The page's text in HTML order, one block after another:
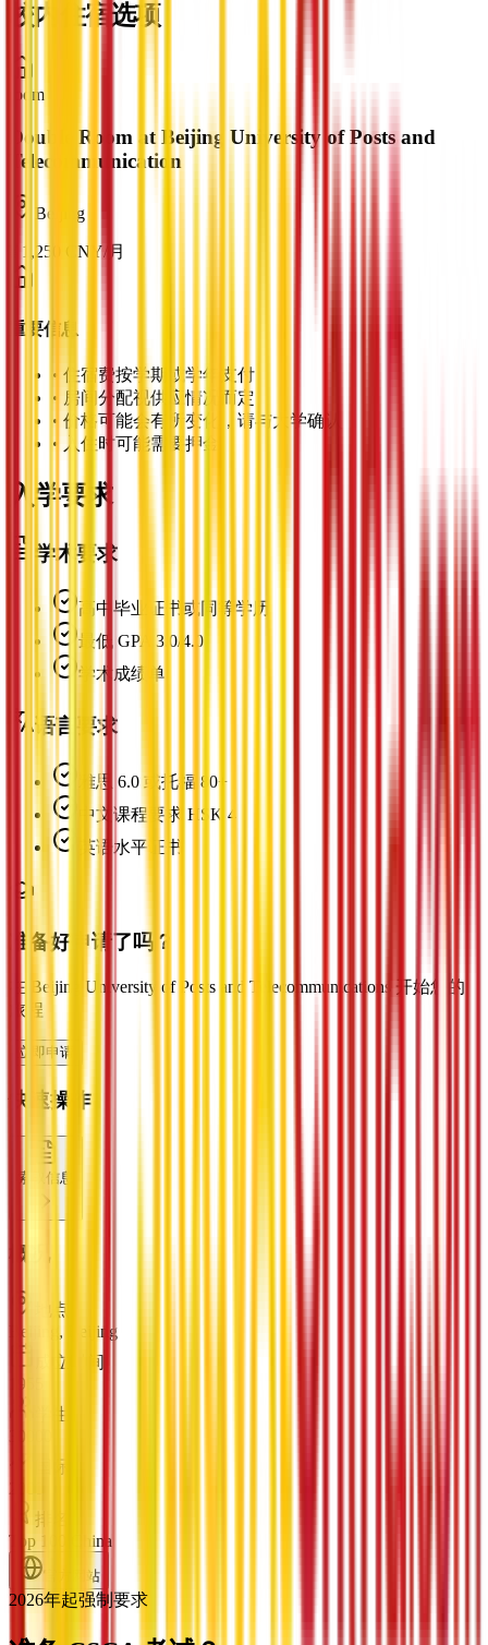
校内住宿选项
room
Double Room at Beijing University of Posts and
Telecommunication
Beijing
1,250 CNY/ 月
重要信息
• 住宿费按学期或学年支付
• 房间分配视供应情况而定
• 价格可能会有所变化，请与大学确认
• 入住时可能需要押金
入学要求
学术要求
高中毕业证书或同等学历
最低 GPA 3.0/4.0
学术成绩单
语言要求
雅思 6.0 或托福 80+
中文课程要求 HSK 4
英语水平证书
准备好申请了吗？
在 Beijing University of Posts and Telecommunications 开始您的
旅程
立即申请
快速操作
索取信息
概况
地点
Beijing, Beijing
成立时间
1955
学生
30000
国际
排名
Top 100 China
官方网站
2026年起强制要求